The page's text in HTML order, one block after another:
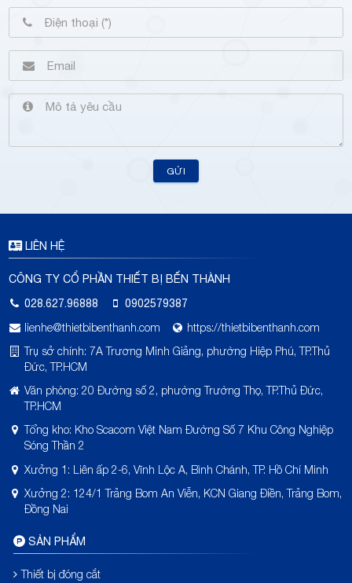
GỬI
LIÊN HỆ
CÔNG TY CỔ PHẦN THIẾT BỊ BẾN THÀNH
028.627.96888
0902579387
lienhe@thietbibenthanh.com
https://thietbibenthanh.com
Trụ sở chính: 7A Trương Minh Giảng, phường Hiệp Phú, TP.Thủ
Đức, TP.HCM
Văn phòng: 20 Đường số 2, phường Trường Thọ, TP.Thủ Đức,
TP.HCM
Tổng kho: Kho Scacom Việt Nam Đường Số 7 Khu Công Nghiệp
Sóng Thần 2
Xưởng 1: Liên ấp 2-6, Vĩnh Lộc A, Bình Chánh, TP. Hồ Chí Minh
Xưởng 2: 124/1 Trảng Bom An Viễn, KCN Giang Điền, Trảng Bom,
Đồng Nai
SẢN PHẨM
Thiết bị đóng cắt